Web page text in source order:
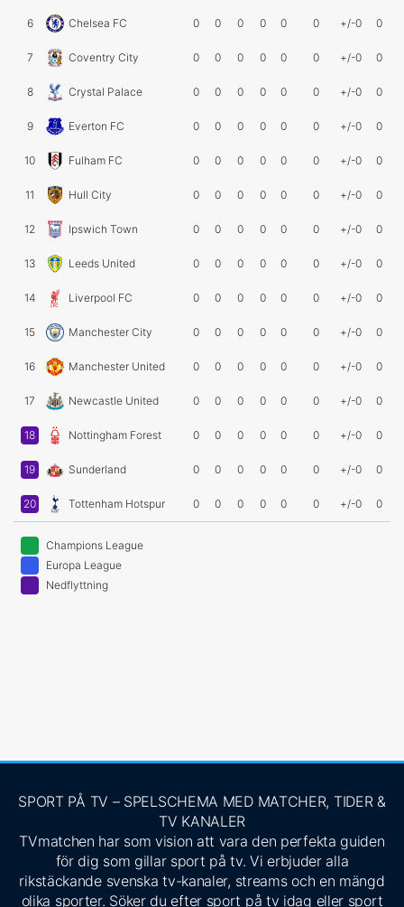
6 Chelsea FC 0 0 0 0 0 0 +/-0 0
7 Coventry City 0 0 0 0 0 0 +/-0 0
8 Crystal Palace 0 0 0 0 0 0 +/-0 0
9 Everton FC 0 0 0 0 0 0 +/-0 0
10 Fulham FC 0 0 0 0 0 0 +/-0 0
11 Hull City 0 0 0 0 0 0 +/-0 0
12 Ipswich Town 0 0 0 0 0 0 +/-0 0
13 Leeds United 0 0 0 0 0 0 +/-0 0
14 Liverpool FC 0 0 0 0 0 0 +/-0 0
15 Manchester City 0 0 0 0 0 0 +/-0 0
16 Manchester United 0 0 0 0 0 0 +/-0 0
17 Newcastle United 0 0 0 0 0 0 +/-0 0
18 Nottingham Forest 0 0 0 0 0 0 +/-0 0
19 Sunderland 0 0 0 0 0 0 +/-0 0
20 Tottenham Hotspur 0 0 0 0 0 0 +/-0 0
Champions League
Europa League
Nedflyttning
SPORT PÅ TV – SPELSCHEMA MED MATCHER, TIDER &
TV KANALER
TVmatchen har som vision att vara den perfekta guiden
för dig som gillar sport på tv. Vi erbjuder alla
rikstäckande svenska tv-kanaler, streams och en mängd
olika sporter. Söker du efter sport på tv idag eller sport